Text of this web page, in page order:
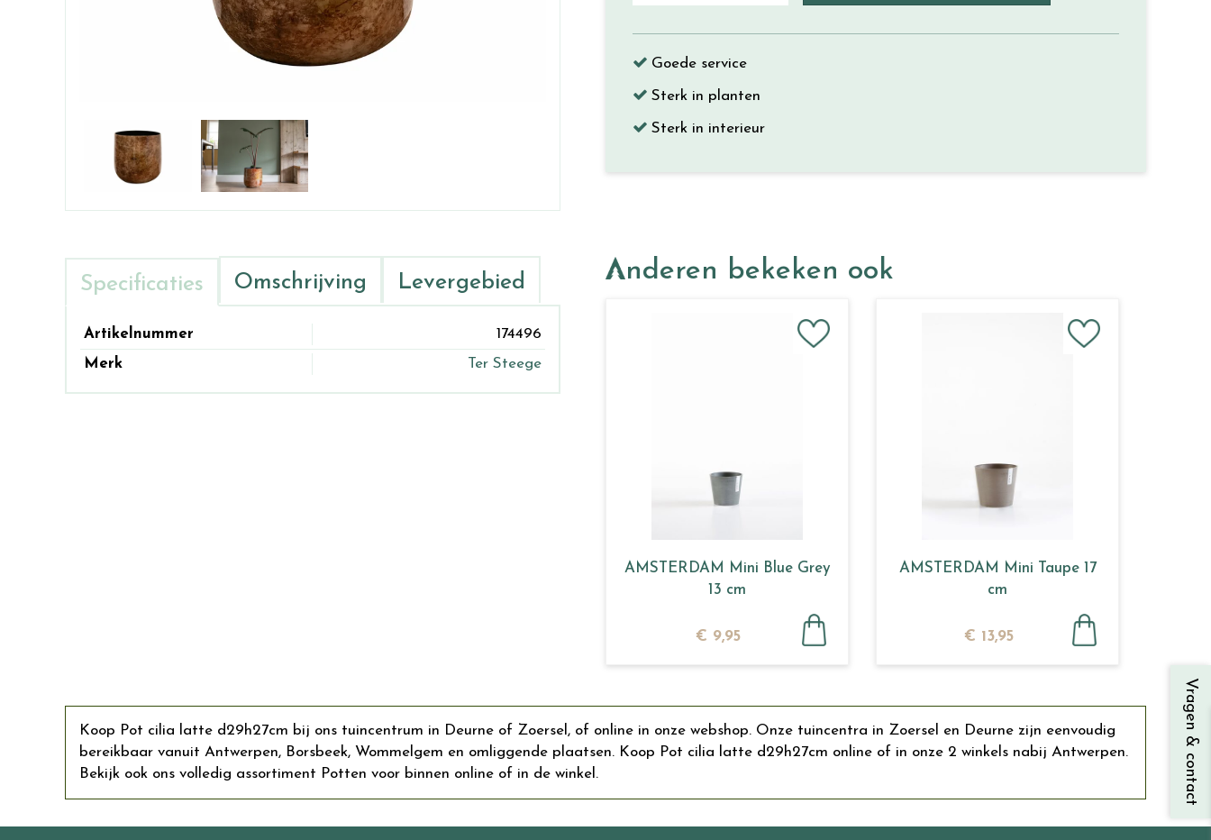
Goede service
Sterk in planten
Sterk in interieur
Specificaties Omschrijving Levergebied
Artikelnummer
174496
Merk
Ter Steege
Anderen bekeken ook
AMSTERDAM Mini Blue Grey
13 cm
€ 9,95
AMSTERDAM Mini Taupe 17
cm
€ 13,95
Koop Pot cilia latte d29h27cm bij ons tuincentrum in Deurne of Zoersel, of online in onze webshop. Onze tuincentra in Zoersel en Deurne zijn eenvoudig
bereikbaar vanuit Antwerpen, Borsbeek, Wommelgem en omliggende plaatsen. Koop Pot cilia latte d29h27cm online of in onze 2 winkels nabij Antwerpen.
Bekijk ook ons volledig assortiment Potten voor binnen online of in de winkel.
Vragen & contact